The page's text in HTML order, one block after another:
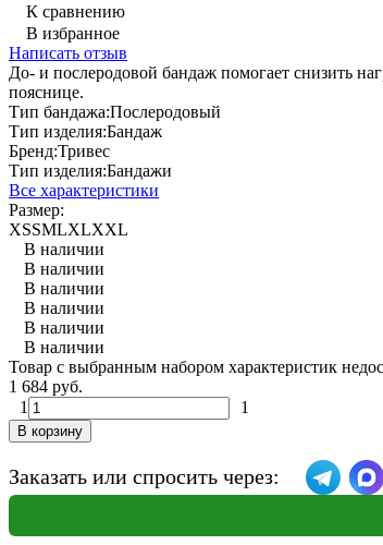
К сравнению
В избранное
Написать отзыв
До- и послеродовой бандаж помогает снизить
пояснице.
Тип бандажа:Послеродовый
Тип изделия:Бандаж
Бренд:Тривес
Тип изделия:Бандажи
Все характеристики
Размер:
XSSMLXLXXL
В наличии
В наличии
В наличии
В наличии
В наличии
В наличии
Товар с выбранным набором характеристик
1 684 руб.
1
1
В корзину
Заказать или спросить через: